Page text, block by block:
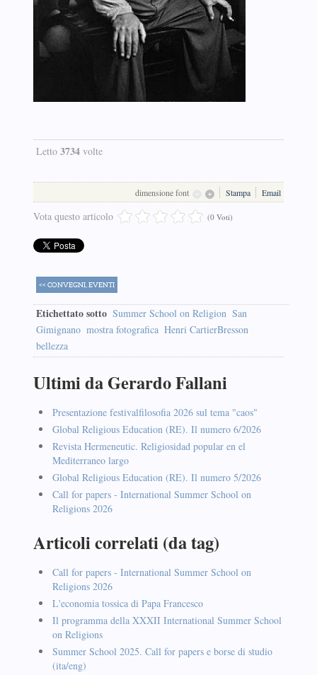
Letto 3734volte
dimensione font Stampa Email
Vota questo articolo (0 Voti)
<< CONVEGNI, EVENTI
Etichettato sotto Summer School on Religion San
Gimignano mostra fotografica Henri CartierBresson
bellezza
Ultimi da Gerardo Fallani
Presentazione festivalfilosofia 2026 sul tema "caos"
Global Religious Education (RE). Il numero 6/2026
Revista Hermeneutic. Religiosidad popular en el
Mediterraneo largo
Global Religious Education (RE). Il numero 5/2026
Call for papers - International Summer School on
Religions 2026
Articoli correlati (da tag)
Call for papers - International Summer School on
Religions 2026
L'economia tossica di Papa Francesco
Il programma della XXXII International Summer School
on Religions
Summer School 2025. Call for papers e borse di studio
(ita/eng)